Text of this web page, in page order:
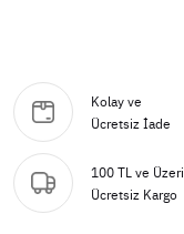
Kolay ve
Ücretsiz İade
100 TL ve Üzeri
Ücretsiz Kargo